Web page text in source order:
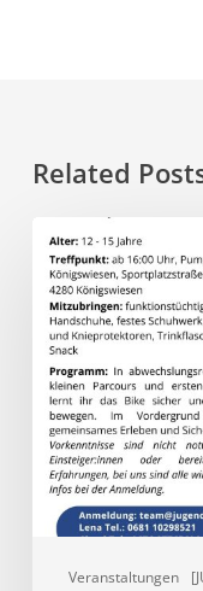
Related
Veranstaltungen
20.8.
Trail
Vibes
MTB-
Kurs